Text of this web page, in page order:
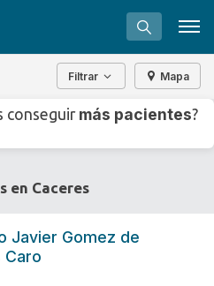
para clínicas
doctor?
Filtrar Mapa
conseguir más pacientes?
en Caceres
Javier Gomez de
Caro